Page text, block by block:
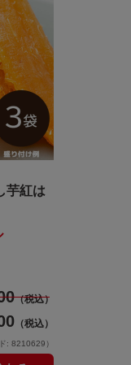
芋紅は
（税込）
（税込）
: 8210629）